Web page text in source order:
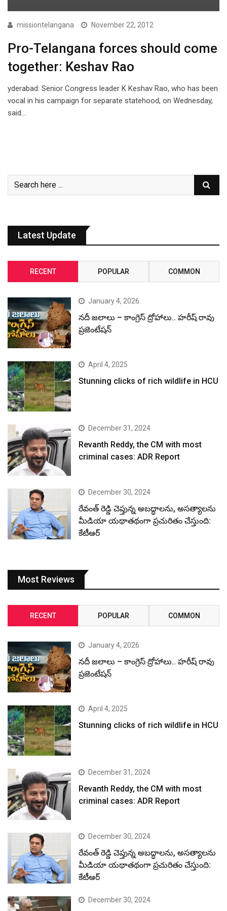
missiontelangana November 22, 2012
Pro-Telangana forces should come
together: Keshav Rao
yderabad: Senior Congress leader K Keshav Rao, who has been
vocal in his campaign for separate statehood, on Wednesday,
said…
Latest Update
RECENT POPULAR COMMON
January 4, 2026
నదీ జలాలు – కాంగ్రెస్ ద్రోహాలు.. హరీష్ రావు
ప్రజెంటేషన్
April 4, 2025
Stunning clicks of rich wildlife in HCU
December 31, 2024
Revanth Reddy, the CM with most
criminal cases: ADR Report
December 30, 2024
రేవంత్ రెడ్డి చెప్తున్న అబద్ధాలను, అసత్యాలను
మీడియా యథాతథంగా ప్రచురితం చేస్తుంది:
కేటీఆర్
Most Reviews
RECENT POPULAR COMMON
January 4, 2026
నదీ జలాలు – కాంగ్రెస్ ద్రోహాలు.. హరీష్ రావు
ప్రజెంటేషన్
April 4, 2025
Stunning clicks of rich wildlife in HCU
December 31, 2024
Revanth Reddy, the CM with most
criminal cases: ADR Report
December 30, 2024
రేవంత్ రెడ్డి చెప్తున్న అబద్ధాలను, అసత్యాలను
మీడియా యథాతథంగా ప్రచురితం చేస్తుంది:
కేటీఆర్
December 30, 2024